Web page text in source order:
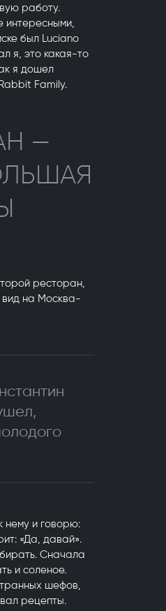
работу.
интересными,
был Luciano
я, это какая-то
я дошел
Family.
—
ресторан,
вид на Москва-
нему и говорю:
«Да, давай».
Сначала
и соленое.
шефов,
рецепты.